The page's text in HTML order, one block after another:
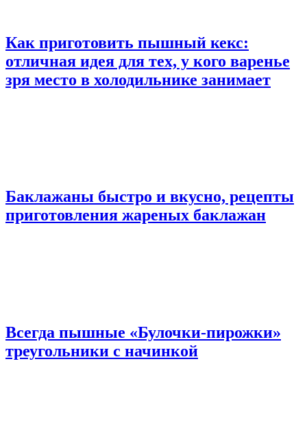
Как приготовить пышный кекс:
отличная идея для тех, у кого варенье
зря место в холодильнике занимает
Баклажаны быстро и вкусно, рецепты
приготовления жареных баклажан
Всегда пышные «Булочки-пирожки»
треугольники с начинкой